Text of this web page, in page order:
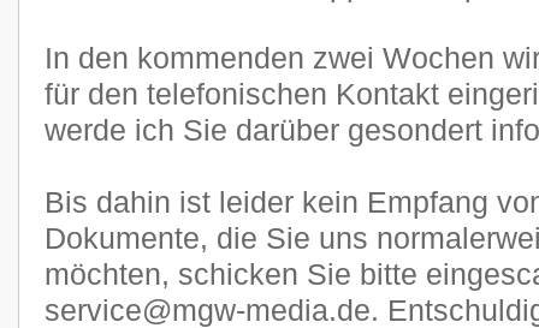
In den kommenden zwei Wochen
für den telefonischen Kontakt
werde ich Sie darüber gesondert
Bis dahin ist leider kein Empfang
Dokumente, die Sie uns
möchten, schicken Sie bitte
service@mgw-media.de.